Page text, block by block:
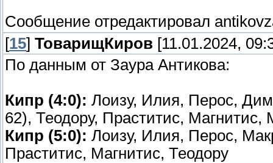
Сообщение отредактировал
[15] ТоварищКиров [11.01.2024,
По данным от Заура Антикова:
Кипр (4:0): Лоизу, Илия, Перос,
62), Теодору, Праститис, Магнитис,
Кипр (5:0): Лоизу, Илия, Перос,
Праститис, Магнитис, Теодору